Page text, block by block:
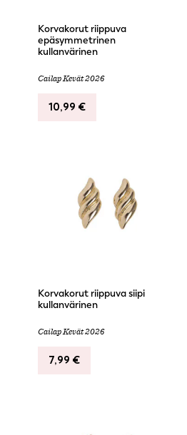
Korvakorut riippuva
epäsymmetrinen
kullanvärinen
Cailap Kevät 2026
10,99 €
Korvakorut riippuva siipi
kullanvärinen
Cailap Kevät 2026
7,99 €